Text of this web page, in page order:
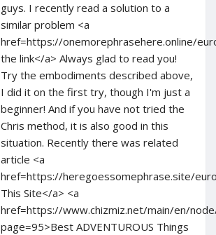
guys. I recently read a solution to a
similar problem <a
href=https://onemorephrasehere.online/
the link</a> Always glad to read you!
Try the embodiments described above,
I did it on the first try, though I'm just a
beginner! And if you have not tried the
Chris method, it is also good in this
situation. Recently there was related
article <a
href=https://heregoessomephrase.site/
This Site</a> <a
href=https://www.chizmiz.net/main/en/
page=95>Best ADVENTUROUS Things